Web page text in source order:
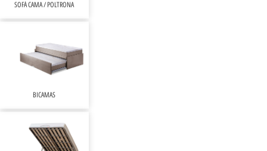
BICAMAS
SOFÁ CAMA / POLTRONA